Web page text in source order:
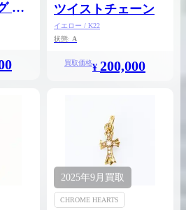
ンの買取価格や
底解説
リ
ツイストチェーン
イエロー / K22
状態: A
買取価格¥ 200,000
2025年9月 買取
CHROME HEARTS